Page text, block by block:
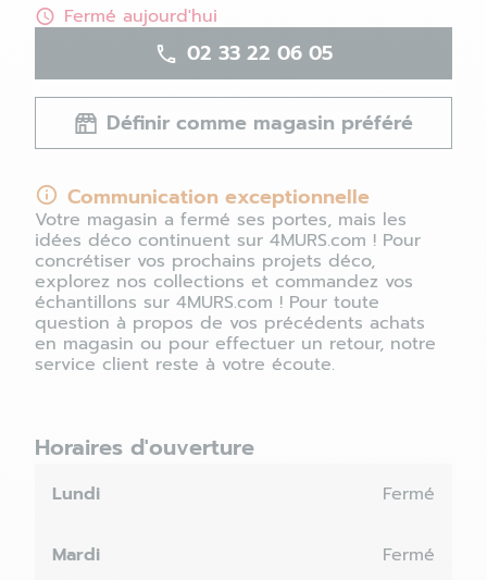
Fermé aujourd'hui
02 33 22 06 05
Définir comme magasin préféré
Communication exceptionnelle
Votre magasin a fermé ses portes, mais les
idées déco continuent sur 4MURS.com ! Pour
concrétiser vos prochains projets déco,
explorez nos collections et commandez vos
échantillons sur 4MURS.com ! Pour toute
question à propos de vos précédents achats
en magasin ou pour effectuer un retour, notre
service client reste à votre écoute.
Horaires d'ouverture
Lundi Fermé
Mardi Fermé